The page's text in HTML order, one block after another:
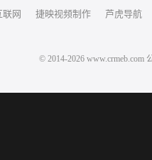
联网 捷映视频制作 芦虎导航
© 2014-2026